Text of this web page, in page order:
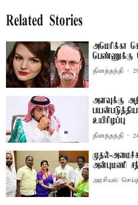
Related Stories
அமெரிக்கா
பெண்ணுக்கு
தினத்தந்தி
அளவுக்கு
உயிரிழப்பு
தினத்தந்தி
முதல்-
அன்புமணி
அரசியல்